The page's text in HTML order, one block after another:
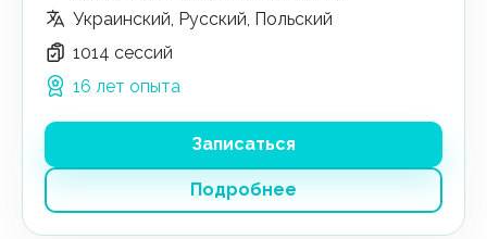
Украинский, Русский, Польский
1014 сессий
16 лет опыта
Подробнее
Записаться